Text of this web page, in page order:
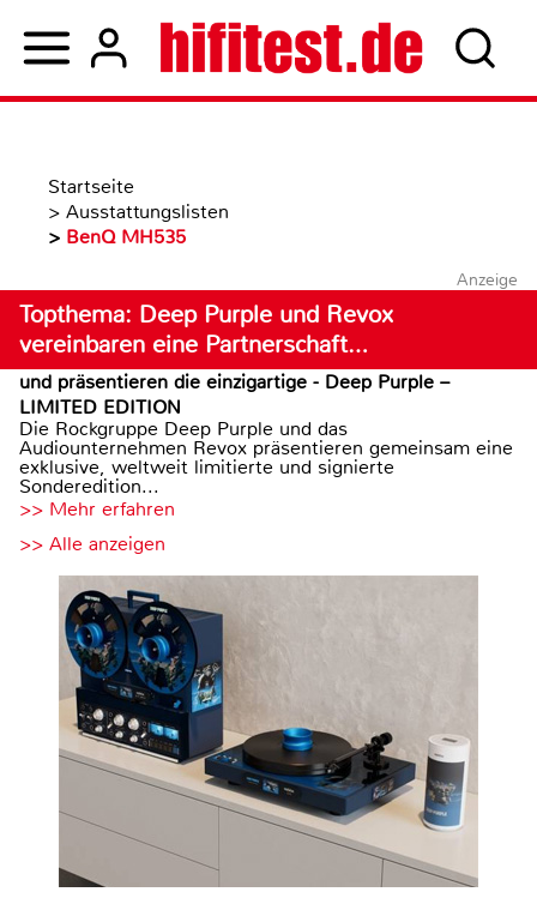
Startseite
> Ausstattungslisten
> BenQ MH535
Anzeige
Topthema: Deep Purple und Revox
vereinbaren eine Partnerschaft…
und präsentieren die einzigartige - Deep Purple –
LIMITED EDITION
Die Rockgruppe Deep Purple und das
Audiounternehmen Revox präsentieren gemeinsam eine
exklusive, weltweit limitierte und signierte
Sonderedition...
>> Mehr erfahren
>> Alle anzeigen